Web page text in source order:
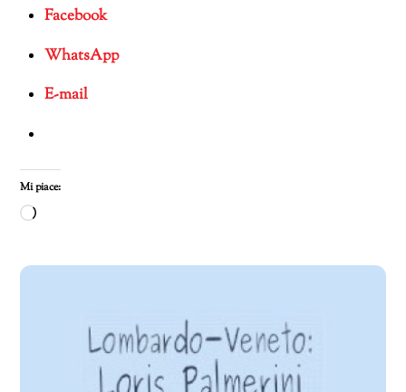
Facebook
WhatsApp
E-mail
Mi piace:
Caricamento
corso…